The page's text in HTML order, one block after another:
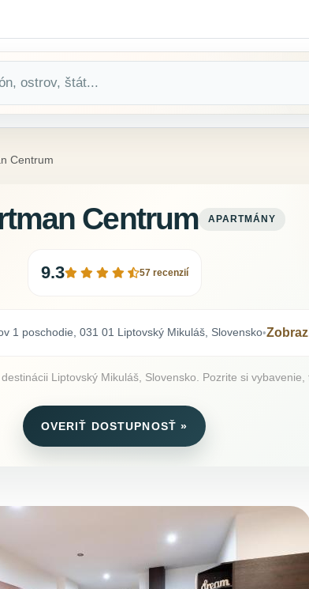
Centrum
Centrum APARTMÁNY
9.3 57 recenzií
1 poschodie, 031 01 Liptovský Mikuláš, Slovensko•
Liptovský Mikuláš, Slovensko. Pozrite si vybavenie,
OVERIŤ DOSTUPNOSŤ »